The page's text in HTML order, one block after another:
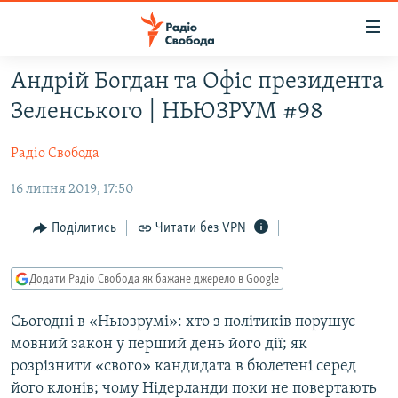
Перейти
до
основного
Перейти
до
навігації
Перейти
до
пошуку
РАДІО СВОБОДА – 70 РОКІВ
СТАТТІ
ПОЛІТИКА
ЕКОНОМІКА
СУСПІЛЬСТВО
КУЛЬТУРА
СПОРТ
УКРАЇНА
СВІТ
ВІЙНА
РОСІЙСЬКА «ФІЛЬТРАЦІЯ»
ДОНБАС.РЕАЛІЇ
КРИМ.РЕАЛІЇ
ТИ ЯК?
СХЕМИ
КИТАЙ.ВИКЛИКИ
Андрій Богдан та Офіс президента
Зеленського | НЬЮЗРУМ #98
Радіо Свобода
16 липня 2019, 17:50
Поділитись Читати без VPN
Додати Радіо Свобода як бажане джерело в Google
Сьогодні в «Ньюзрумі»: хто з політиків порушує
мовний закон у перший день його дії; як
розрізнити «свого» кандидата в бюлетені серед
його клонів; чому Нідерланди поки не повертають